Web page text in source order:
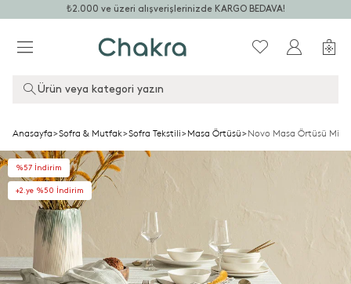
₺2.000 ve üzeri alışverişlerinizde KARGO BEDAVA!
Ürün veya kategori yazın
Anasayfa>Sofra & Mutfak>Sofra Tekstili>Masa Örtüsü>Novo Masa Örtüsü
%57 İndirim
+2.ye %50 İndirim